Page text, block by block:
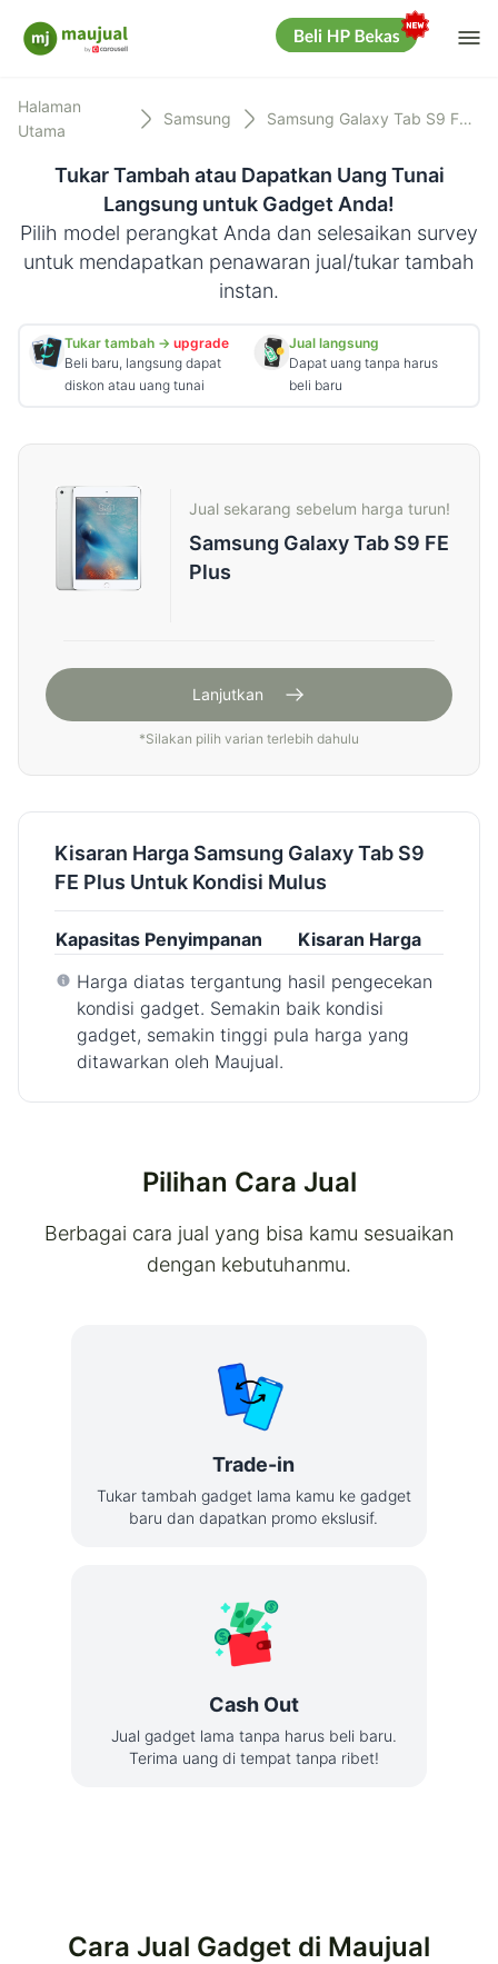
Maujual
Halaman
Utama
Samsung Samsung Galaxy Tab S9 FE Plus
Tukar Tambah atau Dapatkan Uang Tunai
Langsung untuk Gadget Anda!
Pilih model perangkat Anda dan selesaikan survey
untuk mendapatkan penawaran jual/tukar tambah
instan.
Tukar tambah → upgrade
Beli baru, langsung dapat
diskon atau uang tunai
Jual langsung
Dapat uang tanpa harus
beli baru
Jual sekarang sebelum harga turun!
Samsung Galaxy Tab S9 FE
Plus
Lanjutkan
*Silakan pilih varian terlebih dahulu
Kisaran Harga Samsung Galaxy Tab S9
FE Plus Untuk Kondisi Mulus
Kapasitas Penyimpanan
Kisaran Harga
Harga diatas tergantung hasil pengecekan
kondisi gadget. Semakin baik kondisi
gadget, semakin tinggi pula harga yang
ditawarkan oleh Maujual.
Pilihan Cara Jual
Berbagai cara jual yang bisa kamu sesuaikan
dengan kebutuhanmu.
Trade-in
Tukar tambah gadget lama kamu ke gadget
baru dan dapatkan promo ekslusif.
Cash Out
Jual gadget lama tanpa harus beli baru.
Terima uang di tempat tanpa ribet!
Cara Jual Gadget di Maujual